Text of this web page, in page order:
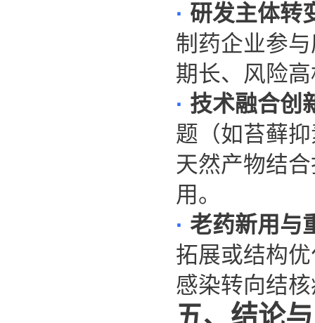
· 研发主体转
制药企业参
期长、风险
· 技术融合创
题（如苔藓
天然产物结
用。
· 老药新用与
拓展或结构
感染转向结
五、结论